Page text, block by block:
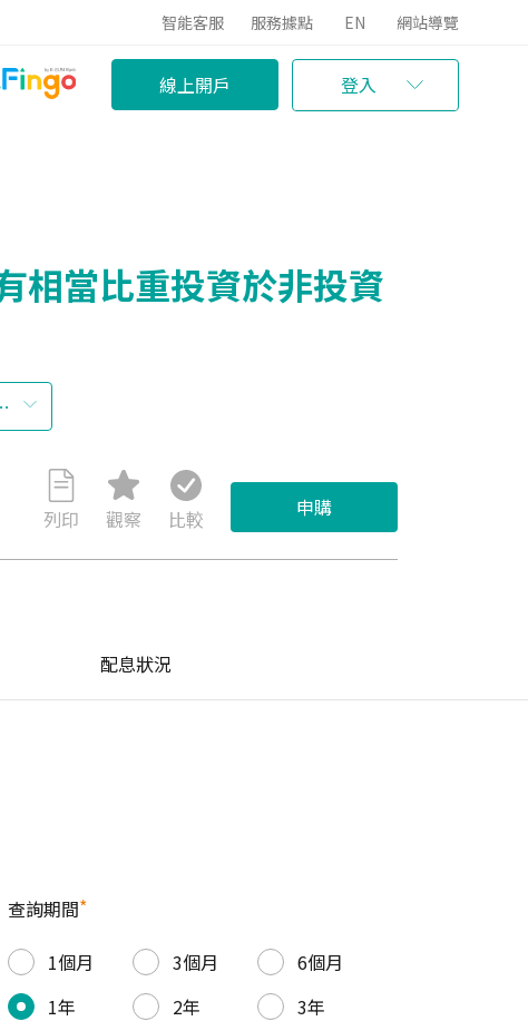
智能客服 服務據點 EN 網站導覽
線上開戶 登入
相當比重投資於非投資
列印 觀察 比較 申購
配息狀況
查詢期間*
1個月 3個月
6個月
1年
2年
3年